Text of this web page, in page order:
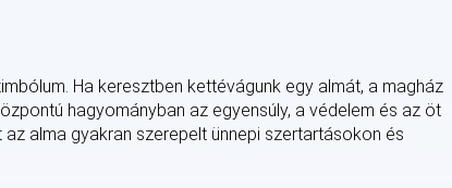
Ha keresztben kettévágunk egy almát, a magház
hagyományban az egyensúly, a védelem és az öt
alma gyakran szerepelt ünnepi szertartásokon és